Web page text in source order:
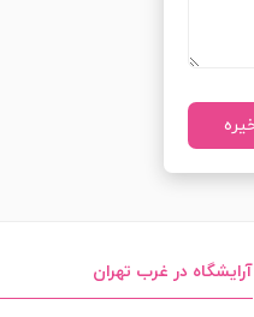
آرایشگاه در غرب تهران